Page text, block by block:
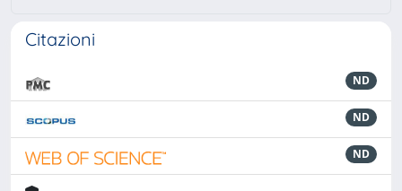
Citazioni
ND
ND
ND